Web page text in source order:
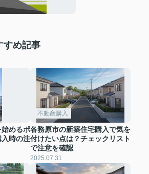
すめ記事
めるポ
時の注
不動産購入
各務原市の新築住宅購入で気を
付けたい点は？チェックリスト
で注意を確認
2025.07.31